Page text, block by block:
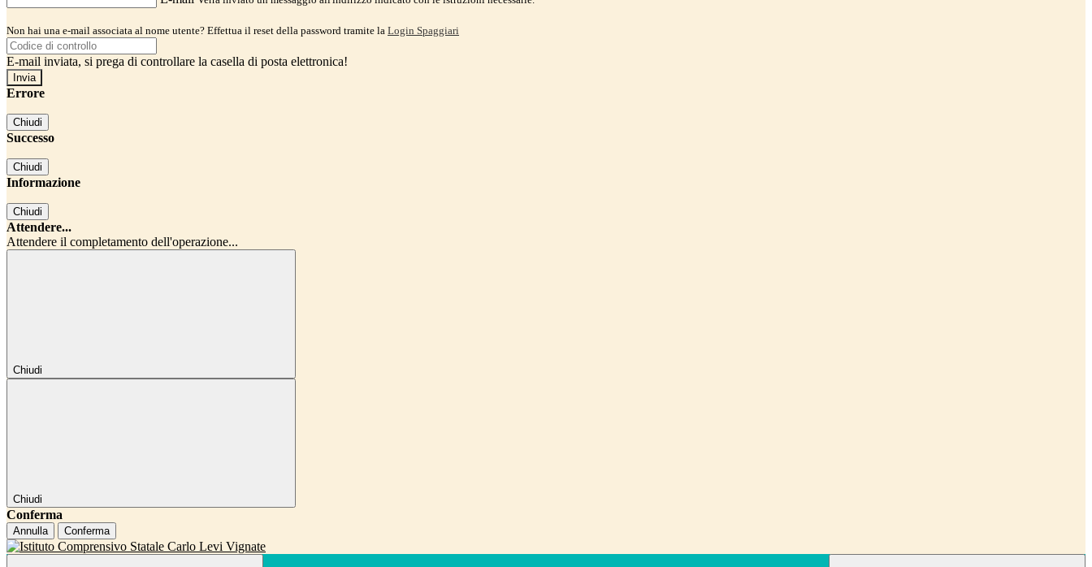
Non hai una e-mail associata al nome utente? Effettua il reset della password tramite la Login Spaggiari
E-mail inviata, si prega di controllare la casella di posta elettronica!
Errore
Chiudi
Successo
Chiudi
Informazione
Chiudi
Attendere...
Attendere il completamento dell'operazione...
Chiudi
Chiudi
Conferma
Annulla Conferma